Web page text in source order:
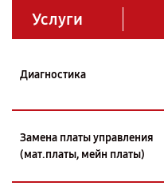
Услуги
Диагностика
Замена платы управления
(мат.платы, мейн платы)